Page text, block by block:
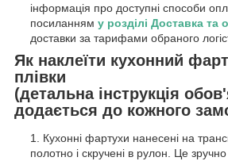
інформація про доступні способи
посиланням у розділі Доставка та
доставки за тарифами обраного
Як наклеїти кухонний
плівки
(детальна інструкція
додається до кожного
Кухонні фартухи нанесені на
полотно і скручені в рулон. Це